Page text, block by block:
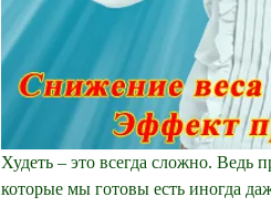
Худеть – это всегда сложно. Ведь
которые мы готовы есть иногда